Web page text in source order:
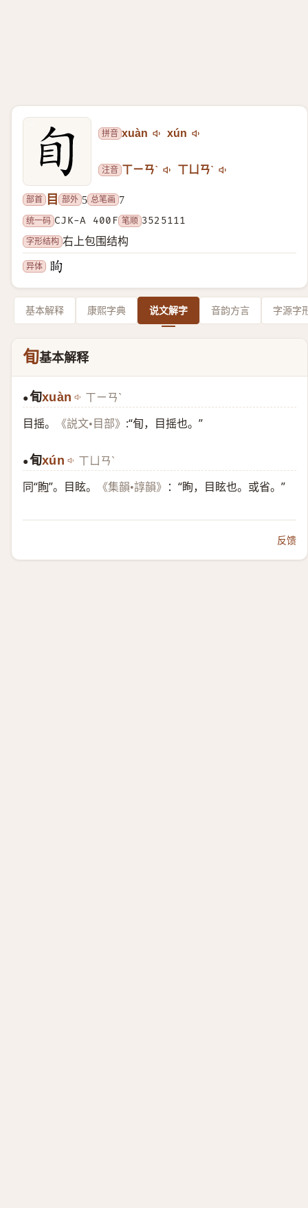
拼音 xuàn xún
注音 ㄒㄧㄢˋ ㄒㄩㄢˋ
部首 目 部外 5 总笔画 7
统一码 CJK-A 400F 笔顺 3525111
字形结构 右上包围结构
异体
基本解释 康熙字典 说文解字 音韵方言 字源字
䀏基本解释
●䀏xuàn ㄒㄧㄢˋ
目摇。 《説文•目部》 :“䀏，目摇也。”
●䀏xún ㄒㄩㄢˋ
同“眴”。目眩。 《集韻•諄韻》 ：“眴，目眩也。或省。”
反馈